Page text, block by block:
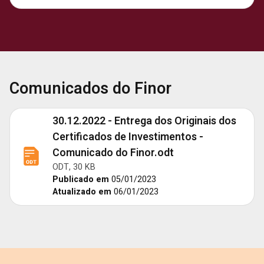
Comunicados do Finor
30.12.2022 - Entrega dos Originais dos
Certificados de Investimentos -
Comunicado do Finor.odt
ODT, 30 KB
Publicado em 05/01/2023
Atualizado em 06/01/2023